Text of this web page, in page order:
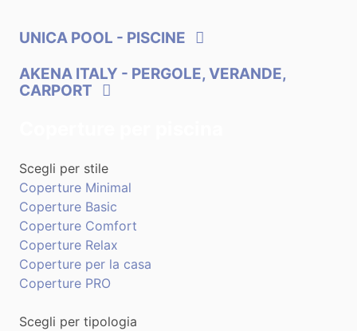
UNICA POOL - PISCINE
AKENA ITALY - PERGOLE, VERANDE,
CARPORT
Scegli per stile
Coperture Minimal
Coperture Basic
Coperture Comfort
Coperture Relax
Coperture per la casa
Coperture PRO
Scegli per tipologia